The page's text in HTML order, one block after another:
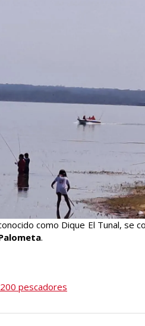
como Dique El Tunal, se
.
pescadores